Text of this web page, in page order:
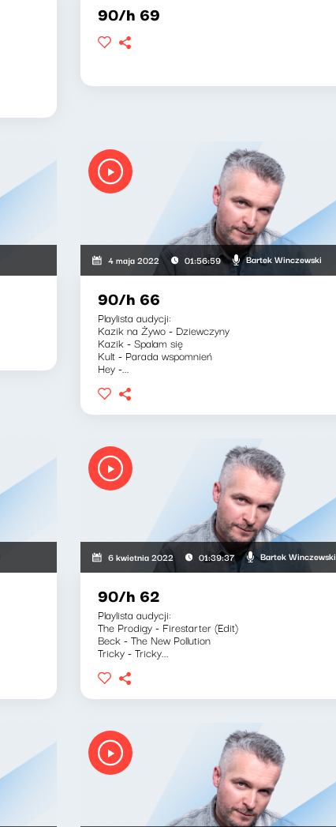
90/h 69
4 maja 2022 01:56:59 Bartek Winczewski
90/h 66
Playlista audycji:
Kazik na Żywo - Dziewczyny
Kazik - Spalam się
Kult - Parada wspomnień
Hey -...
6 kwietnia 2022 01:39:37 Bartek Winczewski
90/h 62
Playlista audycji:
The Prodigy - Firestarter (Edit)
Beck - The New Pollution
Tricky - Tricky...